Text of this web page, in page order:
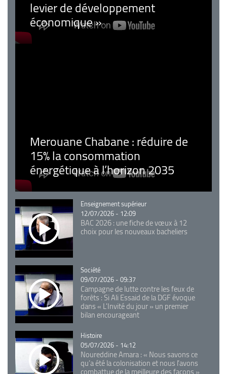
levier de développement
économique »
Merouane Chabane : réduire de
15% la consommation
énergétique à l’horizon 2035
Catégorie
Enseignement supérieur
12/07/2026 - 12:09
BAC 2026 : une fiche de vœux à 12
choix pour les nouveaux bacheliers
Catégorie
Société
09/07/2026 - 09:37
Campagne de lutte contre les feux de
forêts : Si Ali Essaid de la DGF évoque
dans « L'Invité du jour » un premier
bilan encourageant
Catégorie
Histoire
05/07/2026 - 14:12
Noureddine Amara : « Nous savons ce
qu’a été la colonisation et nous l’avons